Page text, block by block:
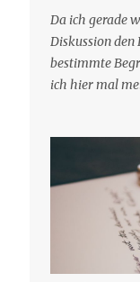
mittelfristig
Mail entfernen,
Stelle pflegen
Da ich gerade
Diskussion den
bestimmte
ich hier mal
besagt:
Kommentar zu
bei dir in den
meinem Blog.
damit deine
was ich zu